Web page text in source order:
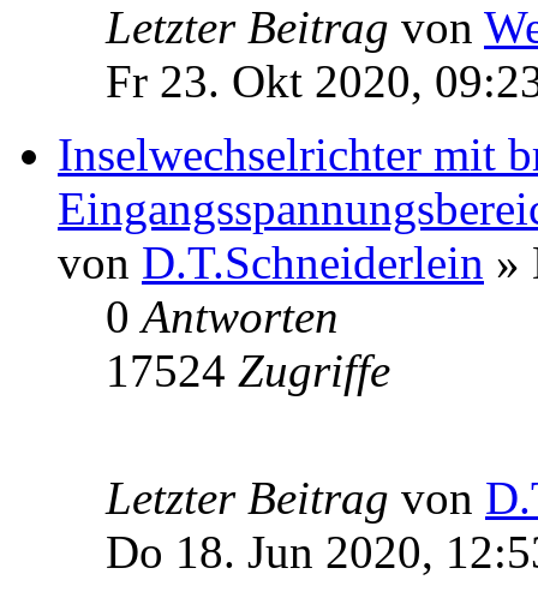
Letzter Beitrag von
Fr 23. Okt 2020,
Inselwechselrichter mit
von D.T.Schneiderlein »
0Antworten
17524 Zugriffe
Letzter Beitrag von
Do 18. Jun 2020,